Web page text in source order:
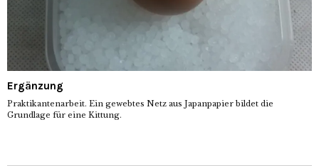
Ergänzung
Praktikantenarbeit. Ein gewebtes Netz aus Japanpapier bildet die
Grundlage für eine Kittung.